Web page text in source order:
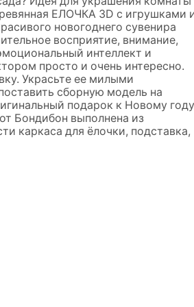
ЕЛОЧКА 3D с игрушками
новогоднего сувенира
восприятие, внимание,
интеллект и
просто и очень интересно.
Украсьте ее милыми
сборную модель на
подарок к Новому году
Бондибон выполнена из
каркаса для ёлочки, подставка,